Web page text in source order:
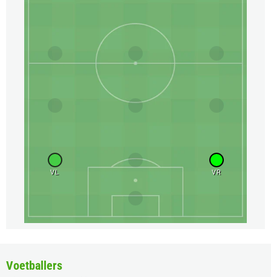
VL VR
Voetballers